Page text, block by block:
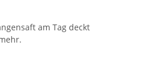
am Tag deckt